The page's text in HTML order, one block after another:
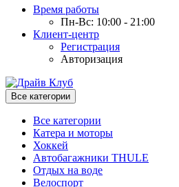
Время работы
Пн-Вс: 10:00 - 21:00
Клиент-центр
Регистрация
Авторизация
Все категории
Все категории
Катера и моторы
Хоккей
Автобагажники THULE
Отдых на воде
Велоспорт